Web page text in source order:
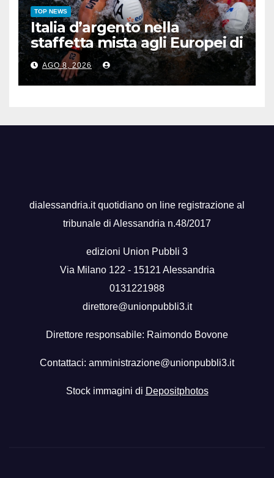
TOP NEWS
Italia d’argento nella
staffetta mista agli Europei di
nuoto di fondo
AGO 8, 2026
dialessandria.it quotidiano on line registrazione al
tribunale di Alessandria n.48/2017
edizioni Union Pubbli 3
Via Milano 122 - 15121 Alessandria
0131221988
direttore@unionpubbli3.it
Direttore responsabile: Raimondo Bovone
Contattaci: amministrazione@unionpubbli3.it
Stock immagini di Depositphotos